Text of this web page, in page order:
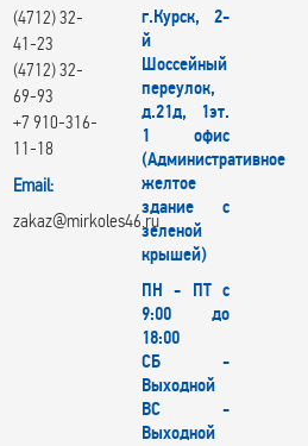
(4712) 32-
41-23
(4712) 32-
69-93
+7 910-316-
11-18
Email:
zakaz@mirkoles46.ru
г.Курск, 2-
й
Шоссейный
переулок,
д.21д, 1эт.
1 офис
(Административное
желтое
здание с
зеленой
крышей)
ПН - ПТ с
9:00 до
18:00
СБ -
Выходной
ВС -
Выходной